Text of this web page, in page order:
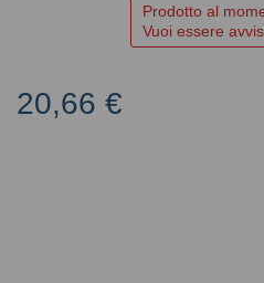
Prodotto al
Vuoi essere
20,66 €